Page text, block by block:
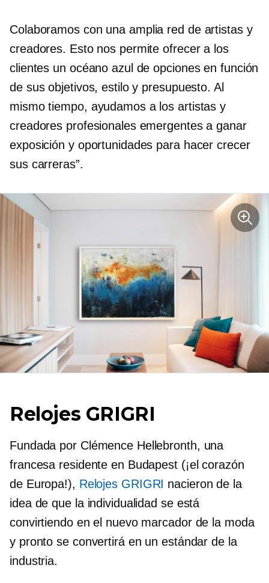
Colaboramos con una amplia red de artistas y
creadores. Esto nos permite ofrecer a los
clientes un océano azul de opciones en función
de sus objetivos, estilo y presupuesto. Al
mismo tiempo, ayudamos a los artistas y
creadores profesionales emergentes a ganar
exposición y oportunidades para hacer crecer
sus carreras”.
Relojes GRIGRI
Fundada por Clémence Hellebronth, una
francesa residente en Budapest (¡el corazón
de Europa!), Relojes GRIGRI nacieron de la
idea de que la individualidad se está
convirtiendo en el nuevo marcador de la moda
y pronto se convertirá en un estándar de la
industria.